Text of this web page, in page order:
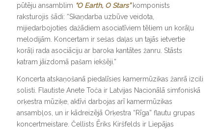
pūtēju ansamblim “O Earth, O Stars”komponists
raksturojis šādi: “Skaņdarba uzbūve veidota,
mijiedarbojoties dažādiem asociatīviem tēliem un korāļu
melodijām. Koncertam ir sešas daļas un tajās ietvertie
korāļi rada asociāciju ar baroka kantātes žanru. Stāsts
katram jāizdomā pašam iekšēji.”
Koncerta atskaņošanā piedalīsies kamermūzikas žanrā izcili
solisti. Flautiste Anete Toča ir Latvijas Nacionālā simfoniskā
orķestra mūziķe, aktīvi darbojas arī kamermūzikas
ansambļos, un ir kādreizējā Orķestra “Rīga” flautu grupas
koncertmeistare. Čellists Ēriks Kiršfelds ir Liepājas